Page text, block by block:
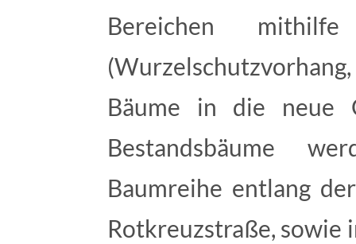
Bereichen
Bäume in die neue
Bestandsbäume
Baumreihe entlang
Rotkreuzstraße, sowie